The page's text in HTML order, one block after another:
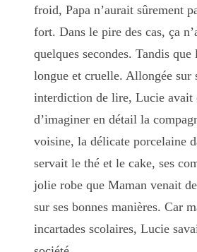
froid, Papa n’aurait sûrement
fort. Dans le pire des cas, ça
quelques secondes. Tandis
longue et cruelle. Allongée sur
interdiction de lire, Lucie avait
d’imaginer en détail la
voisine, la délicate porcelaine
servait le thé et le cake, ses
jolie robe que Maman venait
sur ses bonnes manières. Car
incartades scolaires, Lucie